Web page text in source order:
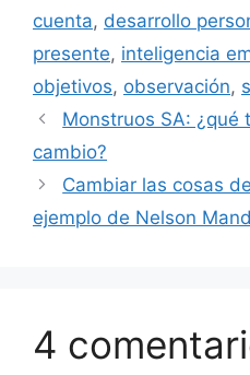
cuenta, desarrollo
presente, inteligencia
objetivos, observación,
Monstruos SA: ¿qué
cambio?
Cambiar las cosas
ejemplo de Nelson
4